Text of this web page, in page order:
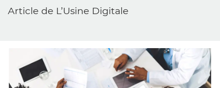
Article de L’Usine Digitale